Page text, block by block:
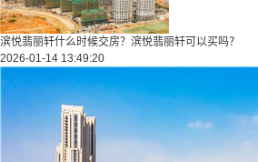
滨悦翡丽轩什么时候交房？滨悦翡丽轩可以买吗？
2026-01-14 13:49:20